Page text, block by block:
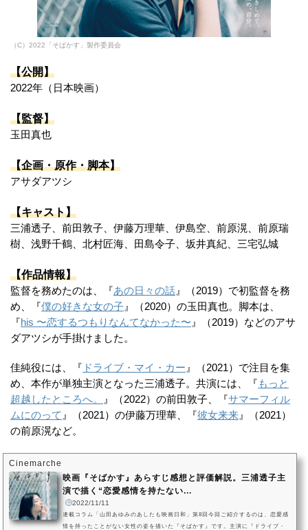
（C）2022「そばかす」製作委員会
【公開】
2022年（日本映画）
【監督】
玉田真也
【企画・原作・脚本】
アサダアツシ
【キャスト】
三浦透子、前田敦子、伊藤万理華、伊島空、前原滉、前原瑞
樹、浅野千鶴、北村匠海、田島令子、坂井真紀、三宅弘城
【作品情報】
監督を務めたのは、『あの日々の話 』（2019）で初監督を務
め、『僕の好きな女の子 』（2020）の玉田真也。脚本は、
『his 〜恋するつもりなんてなかった〜 』（2019）などのアサ
ダアツシが手掛けました。
佳純役には、『 ドライブ・マイ・カー 』（2021）で注目を集
め、本作が単独主演となった三浦透子。共演には、『 もっと
超越したところへ。
』（2022）の前田敦子、『サマーフィル
ムにのって 』（2021）の伊藤万理華、『彼女来来 』（2021）
の前原滉など。
Cinemarche
映画『そばかす』あらすじ感想と評価解説。三浦透子主
演で描く“恋愛感情を持たない...
2022/11/11
連載コラム「山田あゆみのあしたも映画日和」第8回今回ご紹介するのは、恋愛感
情を持ったことがない女性の姿を描いた『そばかす』です。主演に『ドライブ・